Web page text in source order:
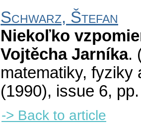
Schwarz, Štefan
Niekoľko
Vojtěcha Jarníka.
matematiky, fyziky
(1990), issue 6,
-> Back to article